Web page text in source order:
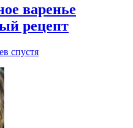
варенье
рецепт
спустя